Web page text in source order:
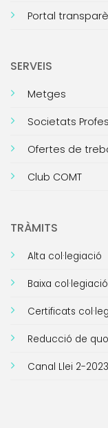
Portal
SERVEIS
Metges
Societats
Ofertes de
Club COMT
TRÀMITS
Alta col·legiació
Baixa col·legiació
Certificats
Reducció de
Canal Llei 2-2023